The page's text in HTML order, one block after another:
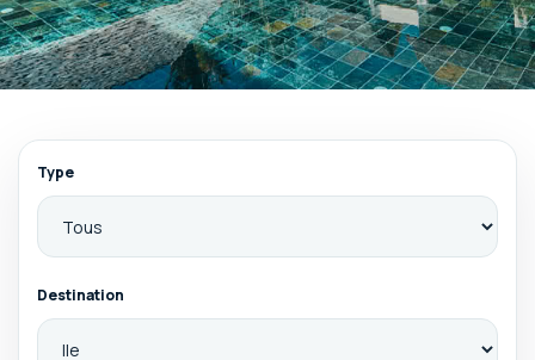
Type
Destination